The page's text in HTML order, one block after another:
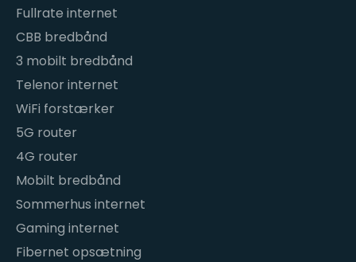
Fullrate internet
CBB bredbånd
3 mobilt bredbånd
Telenor internet
WiFi forstærker
5G router
4G router
Mobilt bredbånd
Sommerhus internet
Gaming internet
Fibernet opsætning